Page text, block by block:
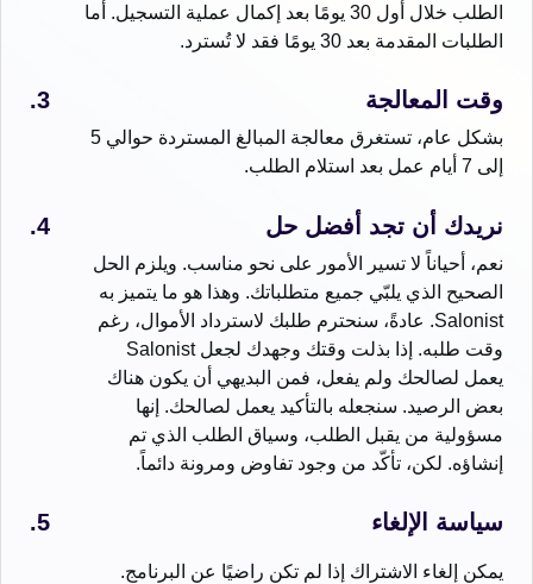
الطلب خلال أول 30 يومًا بعد إكمال عملية التسجيل. أما
الطلبات المقدمة بعد 30 يومًا فقد لا تُسترد.
وقت المعالجة
بشكل عام، تستغرق معالجة المبالغ المستردة حوالي 5
إلى 7 أيام عمل بعد استلام الطلب.
نريدك أن تجد أفضل حل
نعم، أحياناً لا تسير الأمور على نحو مناسب. ويلزم الحل
الصحيح الذي يلبّي جميع متطلباتك. وهذا هو ما يتميز به
Salonist. عادةً، سنحترم طلبك لاسترداد الأموال، رغم
وقت طلبه. إذا بذلت وقتك وجهدك لجعل Salonist
يعمل لصالحك ولم يفعل، فمن البديهي أن يكون هناك
بعض الرصيد. سنجعله بالتأكيد يعمل لصالحك. إنها
مسؤولية من يقبل الطلب، وسياق الطلب الذي تم
إنشاؤه. لكن، تأكّد من وجود تفاوض ومرونة دائماً.
سياسة الإلغاء
يمكن إلغاء الاشتراك إذا لم تكن راضيًا عن البرنامج.